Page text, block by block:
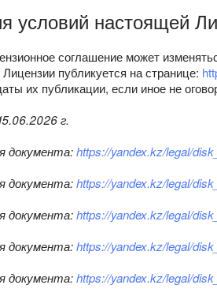
условий настоящей
соглашение может
публикуется на странице:
их публикации, если иное не
г.
документа:https://yandex.kz/legal/
документа:https://yandex.kz/legal/
документа:https://yandex.kz/legal/
документа:https://yandex.kz/legal/
документа:https://yandex.kz/legal/